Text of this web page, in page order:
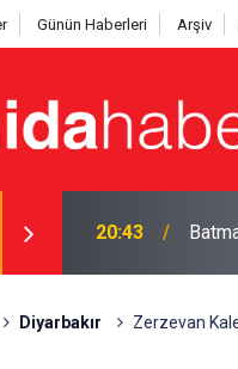
Günün Haberleri Arşiv
19:58
Diyarbakır Zerzevan